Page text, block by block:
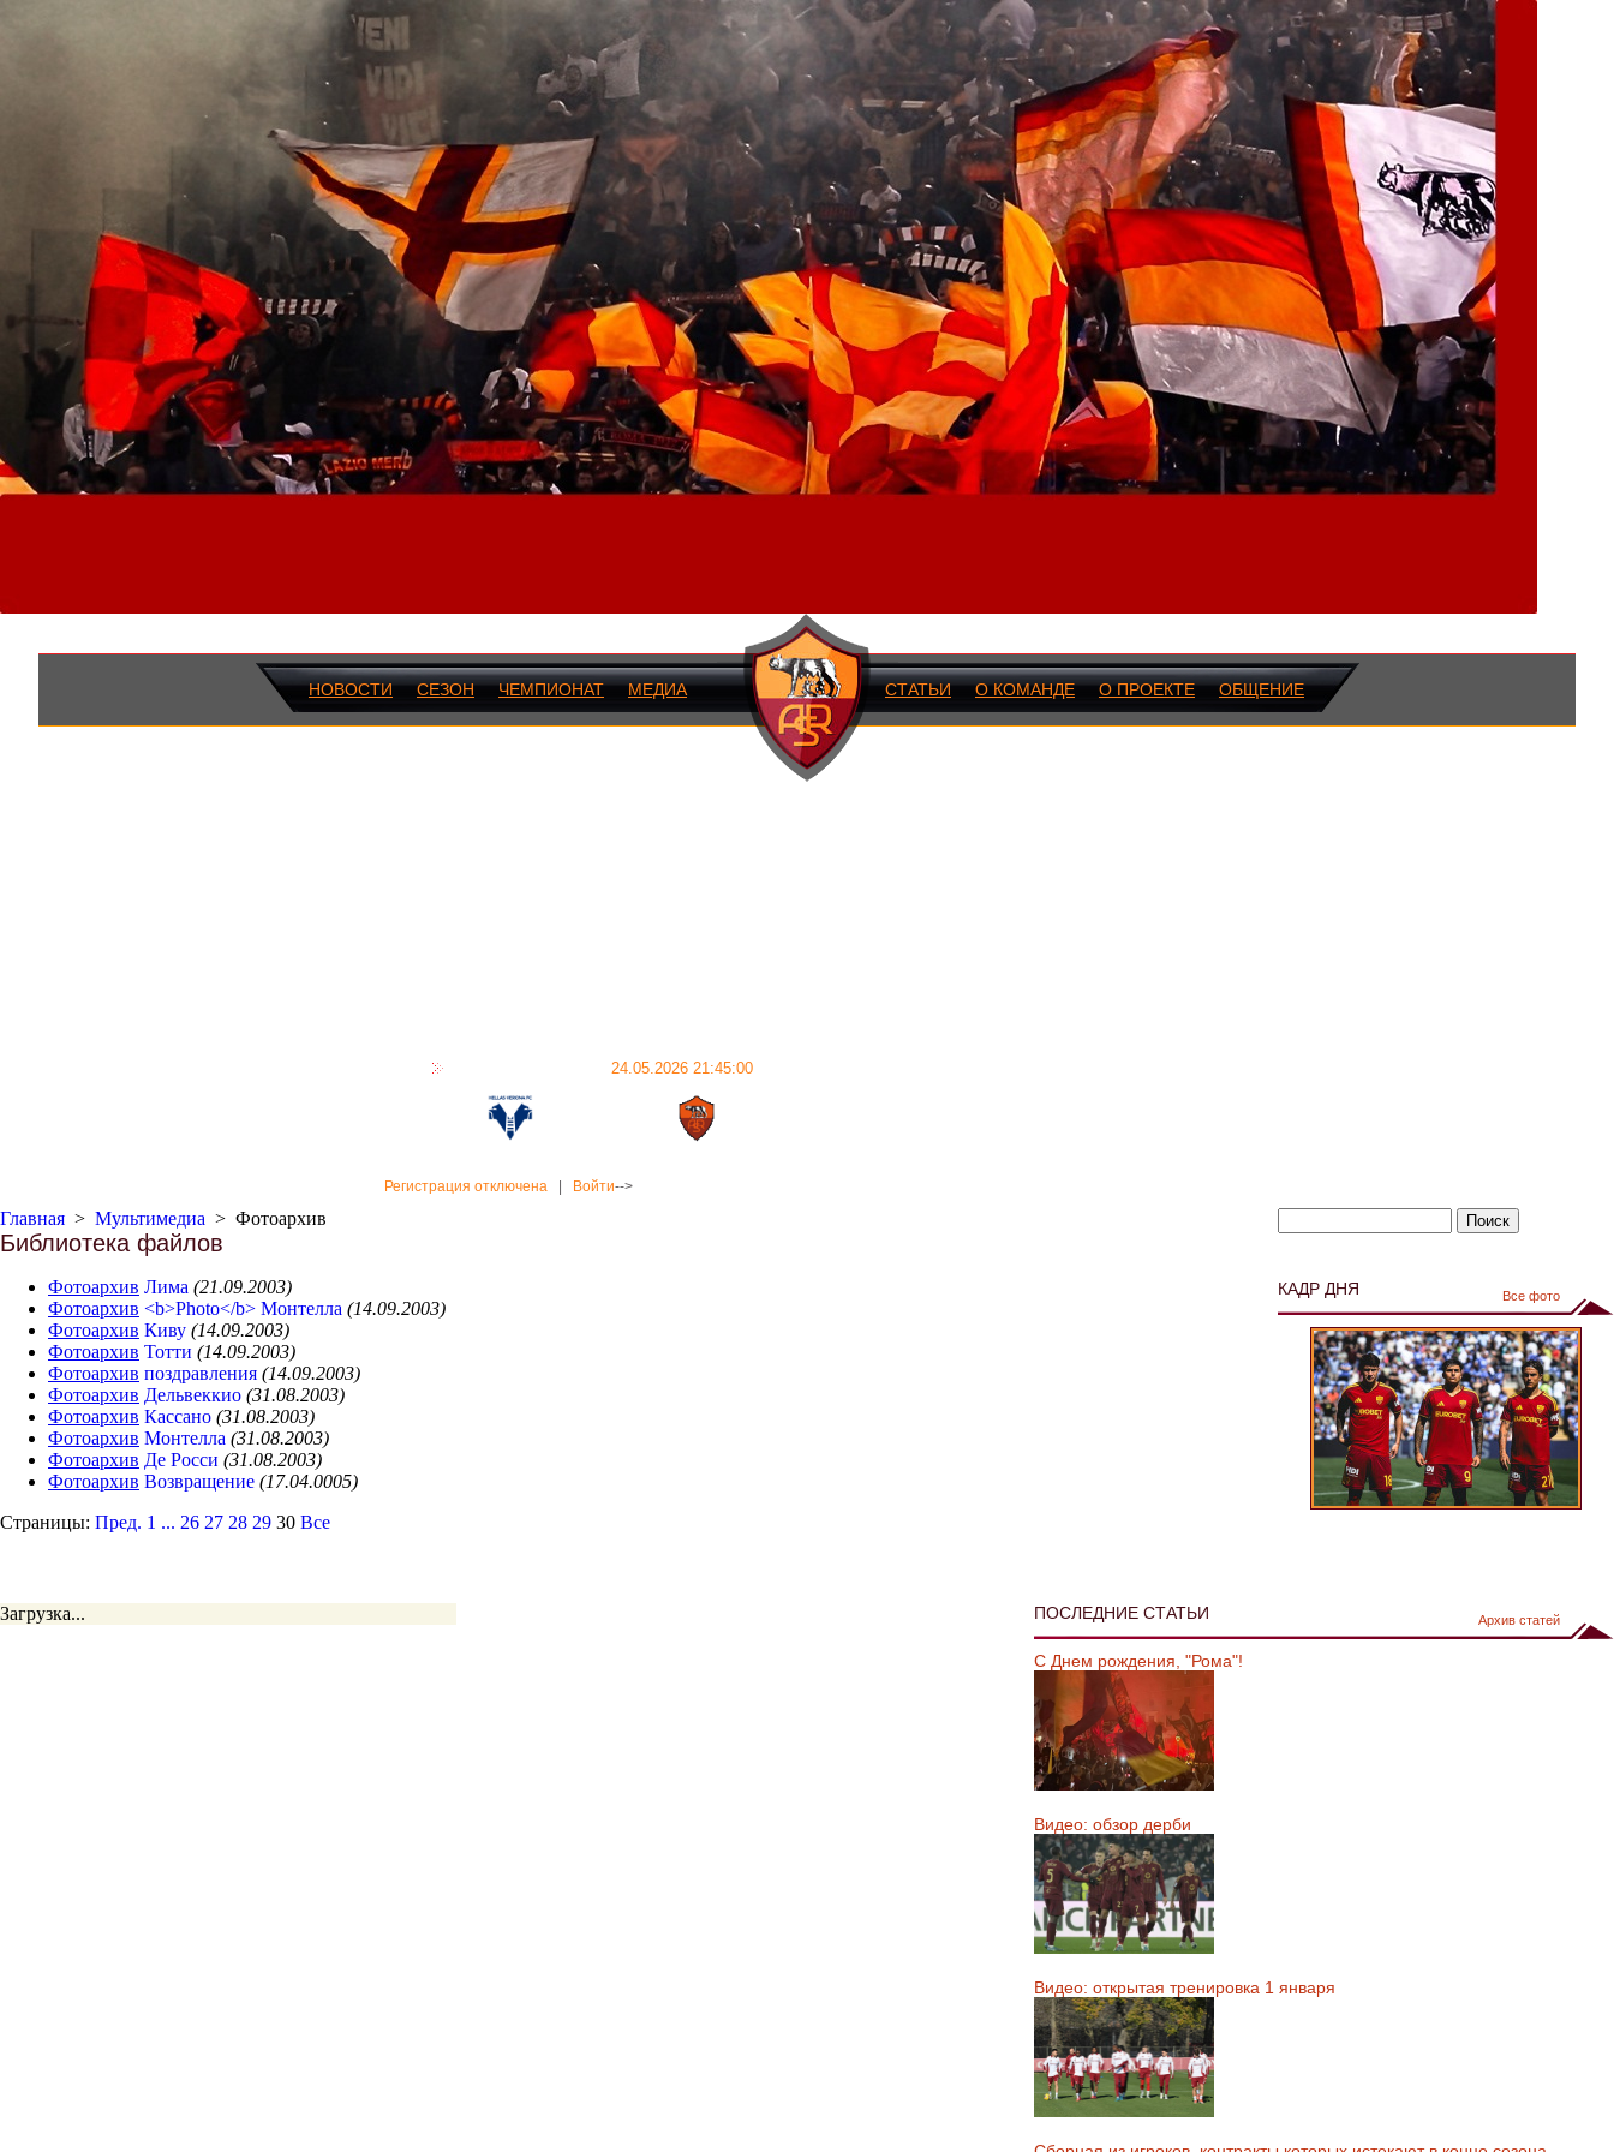
НОВОСТИ СЕЗОН ЧЕМПИОНАТ МЕДИА СТАТЬИ О КОМАНДЕ О ПРОЕКТЕ ОБЩЕНИЕ
24.05.2026 21:45:00
Регистрация отключена Войти-->
Главная > Мультимедиа > Фотоархив
Библиотека файлов
Фотоархив Лима (21.09.2003)
Фотоархив <b>Photo</b> Монтелла (14.09.2003)
Фотоархив Киву (14.09.2003)
Фотоархив Тотти (14.09.2003)
Фотоархив поздравления (14.09.2003)
Фотоархив Дельвеккио (31.08.2003)
Фотоархив Кассано (31.08.2003)
Фотоархив Монтелла (31.08.2003)
Фотоархив Де Росси (31.08.2003)
Фотоархив Возвращение (17.04.0005)
Страницы: Пред. 1 ... 26 27 28 29 30 Все
КАДР ДНЯ Все фото
Загрузка... ПОСЛЕДНИЕ СТАТЬИ Архив статей
С Днем рождения, "Рома"!
Видео: обзор дерби
Видео: открытая тренировка 1 января